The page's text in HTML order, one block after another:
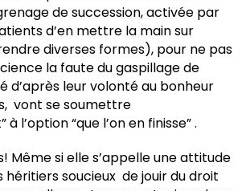
de succession, activée par
d’en mettre la main sur
diverses formes), pour ne pas
la faute du gaspillage de
d’après leur volonté au bonheur
vont se soumettre
l’option “que l’on en finisse” .
Même si elle s’appelle une attitude
héritiers soucieux de jouir du droit